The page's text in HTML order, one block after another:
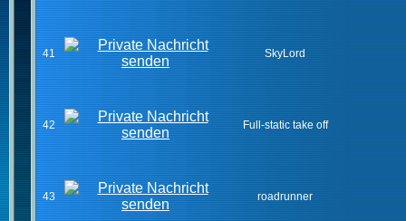
41 SkyLord
42 Full-static take off
43 roadrunner